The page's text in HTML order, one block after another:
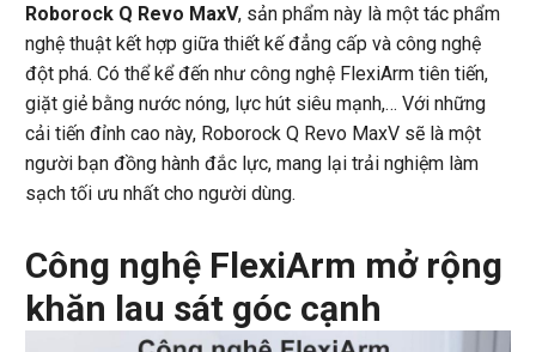
Roborock Q Revo MaxV, sản phẩm này là một tác phẩm
nghệ thuật kết hợp giữa thiết kế đẳng cấp và công nghệ
đột phá. Có thể kể đến như công nghệ FlexiArm tiên tiến,
giặt giẻ bằng nước nóng, lực hút siêu mạnh,… Với những
cải tiến đỉnh cao này, Roborock Q Revo MaxV sẽ là một
người bạn đồng hành đắc lực, mang lại trải nghiệm làm
sạch tối ưu nhất cho người dùng.
Công nghệ FlexiArm mở rộng
khăn lau sát góc cạnh